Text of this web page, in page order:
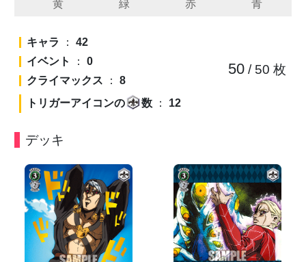
キャラ ： 42
イベント
： 0
クライマックス ： 8
トリガーアイコンの
数 ： 12
50/ 50 枚
デッキ